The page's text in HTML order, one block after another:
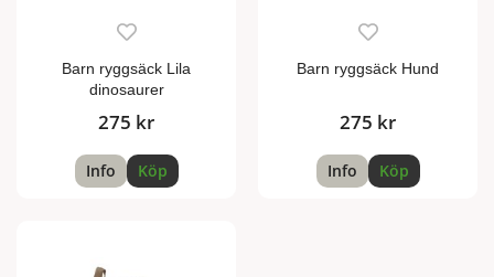
Barn ryggsäck Lila
dinosaurer
275 kr
Info Köp
Barn ryggsäck Hund
275 kr
Info Köp